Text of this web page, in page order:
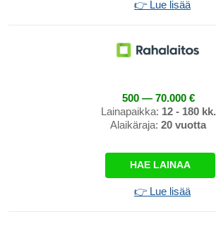
👉 Lue lisää
500 — 70.000 €
Lainapaikka: 12 - 180 kk.
Alaikäraja: 20 vuotta
HAE LAINAA
👉 Lue lisää